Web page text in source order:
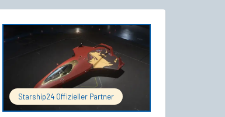
Starship24 Offizieller Partner
IN DEN WARENKORB